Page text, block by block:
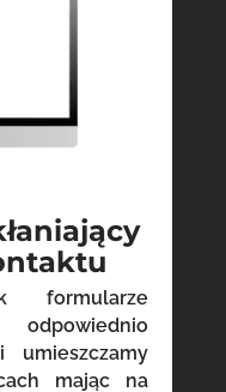
formularze
umieszczamy
mając na